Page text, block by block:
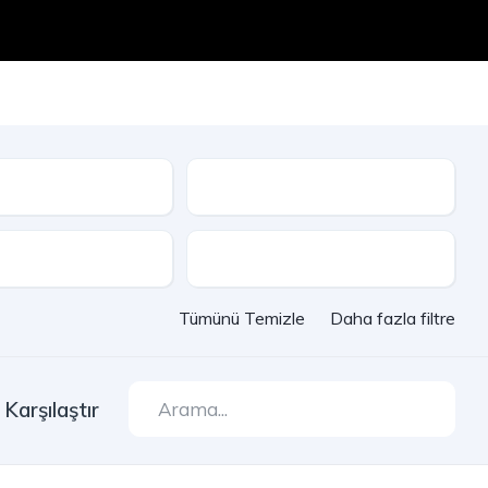
Tümünü Temizle Daha fazla filtre
Karşılaştır